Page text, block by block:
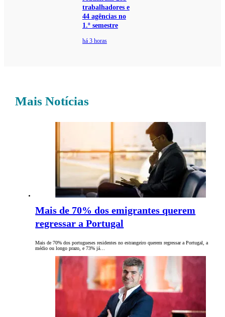
trabalhadores e
44 agências no
1.º semestre
há 3 horas
Mais Notícias
Mais de 70% dos emigrantes querem
regressar a Portugal
Mais de 70% dos portugueses residentes no estrangeiro querem regressar a Portugal, a
médio ou longo prazo, e 73% já…